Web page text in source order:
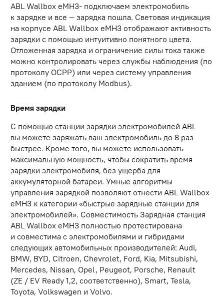
ABL Wallbox eMH3- подключаем электромобиль
к зарядке и все — зарядка пошла. Световая индикация
на корпусе ABL Wallbox eMH3 отображают активность
зарядки с помощью интуитивно понятного цвета.
Отложенная зарядка и ограничение силы тока также
можно контролировать через службы наблюдения (по
протоколу OCPP) или через систему управления
зданием (по протоколу Modbus).
Время зарядки
С помощью станции зарядки электромобилей ABL
вы можете заряжать ваш электромобиль до 8 раз
быстрее. Кроме того, вы можете использовать
максимальную мощность, чтобы сократить время
зарядки электромобиля, без ущерба для
аккумуляторной батареи. Умные алгоритмы
управления зарядкой позволяют отнести ABL Wallbox
eMH3 к категории «быстрые зарядные станции для
электромобилей». Совместимость Зарядная станция
ABL Wallbox eMH3 полностью протестирована
и совместима с электромобилями и гибридами
следующих автомобильных производителей: Audi,
BMW, BYD, Citroen, Chevrolet, Ford, Kia, Mitsubishi,
Mercedes, Nissan, Opel, Peugeot, Porsche, Renault
(ZE / EV Ready 1,2, соответственно), Smart, Tesla,
Toyota, Volkswagen и Volvo.